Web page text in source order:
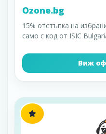
Ozone.bg
15% отстъпка на
само с код от ISIC
Виж